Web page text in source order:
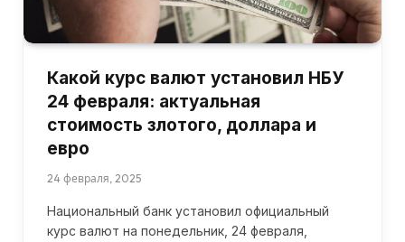
Какой курс валют установил НБУ
24 февраля: актуальная
стоимость злотого, доллара и
евро
24 февраля, 2025
Национальный банк установил официальный
курс валют на понедельник, 24 февраля,